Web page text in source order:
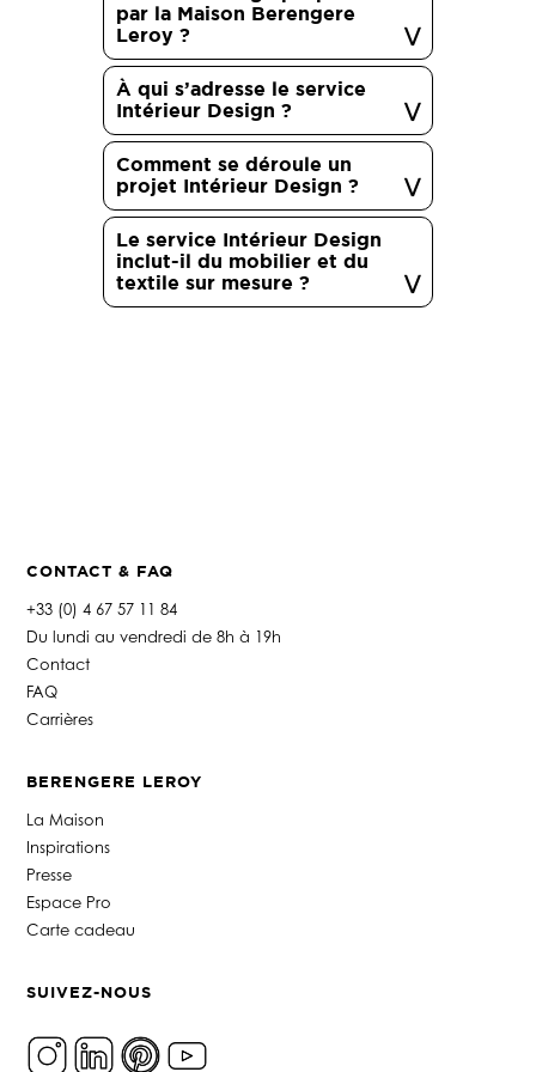
par la Maison Berengere
Leroy ?
À qui s’adresse le service
Intérieur Design ?
Comment se déroule un
projet Intérieur Design ?
Le service Intérieur Design
inclut-il du mobilier et du
textile sur mesure ?
CONTACT & FAQ
+33 (0) 4 67 57 11 84
Du lundi au vendredi de 8h à 19h
Contact
FAQ
Carrières
BERENGERE LEROY
La Maison
Inspirations
Presse
Espace Pro
Carte cadeau
SUIVEZ-NOUS